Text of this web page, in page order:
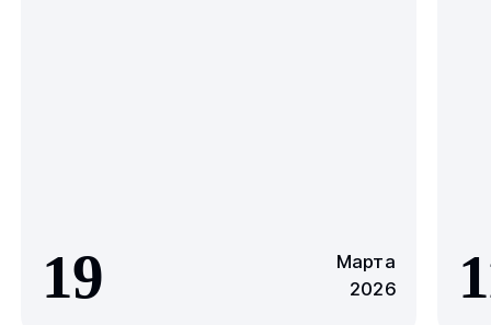
19
Марта
2026